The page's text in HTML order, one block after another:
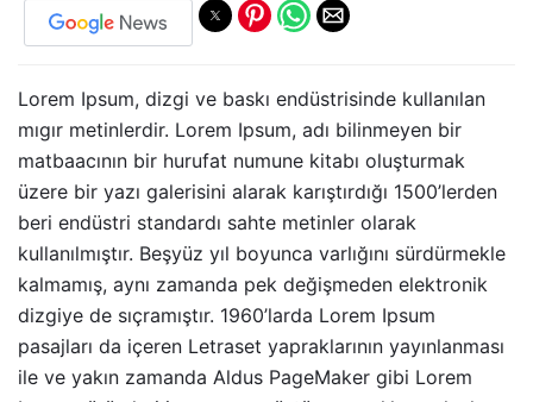
Lorem Ipsum, dizgi ve baskı endüstrisinde kullanılan
mıgır metinlerdir. Lorem Ipsum, adı bilinmeyen bir
matbaacının bir hurufat numune kitabı oluşturmak
üzere bir yazı galerisini alarak karıştırdığı 1500’lerden
beri endüstri standardı sahte metinler olarak
kullanılmıştır. Beşyüz yıl boyunca varlığını sürdürmekle
kalmamış, aynı zamanda pek değişmeden elektronik
dizgiye de sıçramıştır. 1960’larda Lorem Ipsum
pasajları da içeren Letraset yapraklarının yayınlanması
ile ve yakın zamanda Aldus PageMaker gibi Lorem